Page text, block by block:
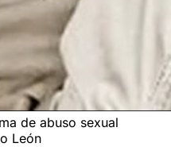
de abuso sexual
León